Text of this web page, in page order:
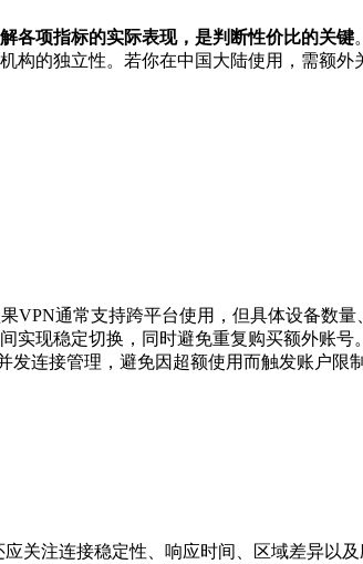
各项指标的实际表现，是判断性价比的关键
构的独立性。若你在中国大陆使用，需额
VPN通常支持跨平台使用，但具体设备数
实现稳定切换，同时避免重复购买额外账
连接管理，避免因超额使用而触发账户限制
关注连接稳定性、响应时间、区域差异以